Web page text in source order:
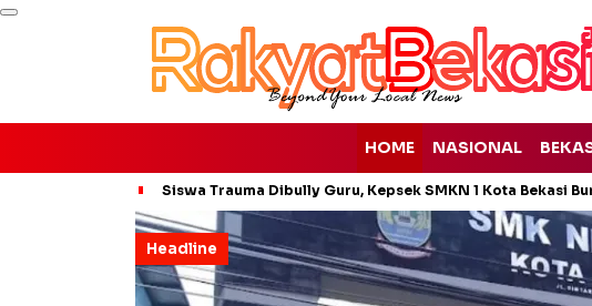
HOME NASIONAL
Siswa Trauma Dibully Guru, Kepsek SMKN 1 Kota Bekasi
Headline